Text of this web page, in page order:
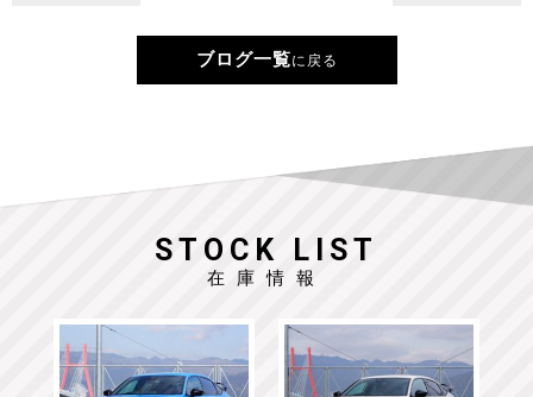
ブログ一覧に戻る
STOCK LIST
在庫情報